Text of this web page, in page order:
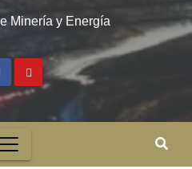
Minería y Energía